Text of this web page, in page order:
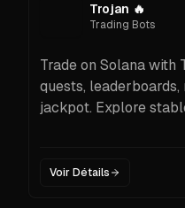
Trojan 🔥
Trading Bots
Trade on Solana with
quests,
jackpot. Explore
Voir Détails